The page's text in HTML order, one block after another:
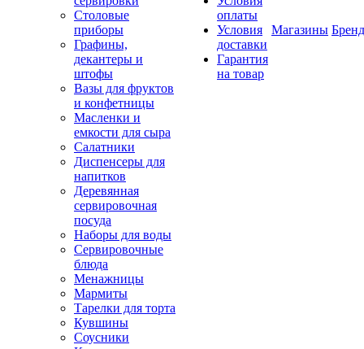
Столовые
приборы
Графины,
декантеры и
штофы
Вазы для фруктов
и конфетницы
Масленки и
емкости для сыра
Салатники
Диспенсеры для
напитков
Деревянная
сервировочная
посуда
Наборы для воды
Сервировочные
блюда
Менажницы
Мармиты
Тарелки для торта
Кувшины
Соусники
оплаты
Условия
доставки
Гарантия
на товар
Магазины